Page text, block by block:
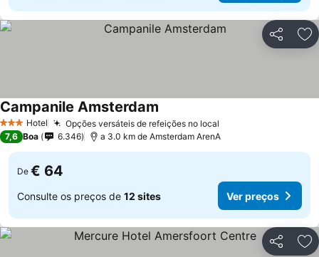
Partilhar
3 EstrelasHotel Opções versáteis de refeições no local
Campanile Amsterdam
7,6 Boa 6.346 a 3.0 km de Amsterdam ArenA
De € 64
Consulte os preços de 12 sites Ver preços
Partilhar